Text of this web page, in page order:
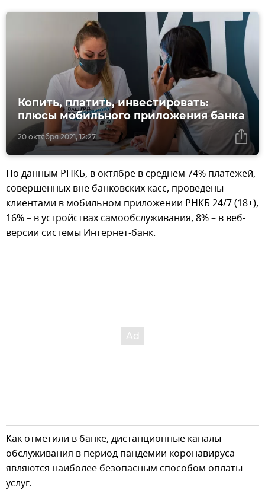
20 октября 2021, 12:27
Копить, платить, инвестировать:
плюсы мобильного приложения банка
По данным РНКБ, в октябре в среднем 74% платежей,
совершенных вне банковских касс, проведены
клиентами в мобильном приложении РНКБ 24/7 (18+),
16% – в устройствах самообслуживания, 8% – в веб-
версии системы Интернет-банк.
Как отметили в банке, дистанционные каналы
обслуживания в период пандемии коронавируса
являются наиболее безопасным способом оплаты
услуг.